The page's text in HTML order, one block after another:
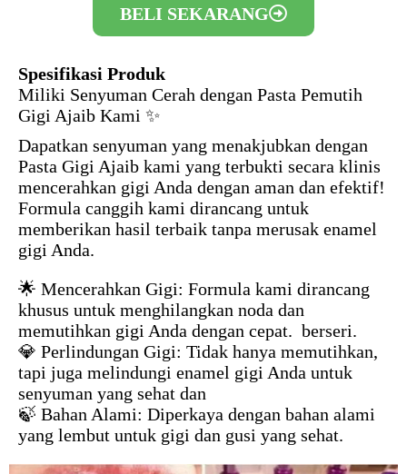
BELI SEKARANG
Spesifikasi Produk
Miliki Senyuman Cerah dengan Pasta Pemutih
Gigi Ajaib Kami ✨
Dapatkan senyuman yang menakjubkan dengan
Pasta Gigi Ajaib kami yang terbukti secara klinis
mencerahkan gigi Anda dengan aman dan efektif!
Formula canggih kami dirancang untuk
memberikan hasil terbaik tanpa merusak enamel
gigi Anda.
🌟 Mencerahkan Gigi: Formula kami dirancang
khusus untuk menghilangkan noda dan
memutihkan gigi Anda dengan cepat. berseri.
💎 Perlindungan Gigi: Tidak hanya memutihkan,
tapi juga melindungi enamel gigi Anda untuk
senyuman yang sehat dan
🍃 Bahan Alami: Diperkaya dengan bahan alami
yang lembut untuk gigi dan gusi yang sehat.